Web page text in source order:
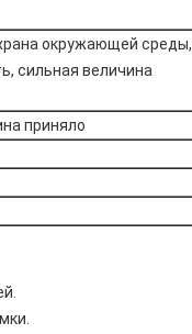
окружающей среды,
сильная величина
приняло